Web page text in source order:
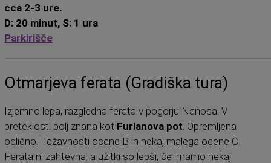
cca 2-3 ure.
D: 20 minut, S: 1 ura
Parkirišče
Otmarjeva ferata (Gradiška tura)
Izjemno lepa, razgledna ferata v pogorju Nanosa. V
preteklosti bolj znana kot Furlanova pot. Opremljena
odlično. Težavnosti ocene B in nekaj malega ocene C.
Ferata ni zahtevna, a užitki so lepši, če imamo nekaj